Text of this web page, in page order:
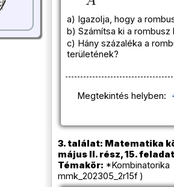
a) Igazolja, hogy a
b) Számítsa ki a
c) Hány százaléka a
területének?
Megtekintés helyben:
3. találat: Matematika
május II. rész, 15. feladat
Témakör:
mmk_202305_2r15f )